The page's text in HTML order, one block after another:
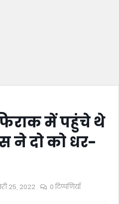
में पहुंचे थे
ने दो को धर-
25, 2022 0 टिप्पणियाँ